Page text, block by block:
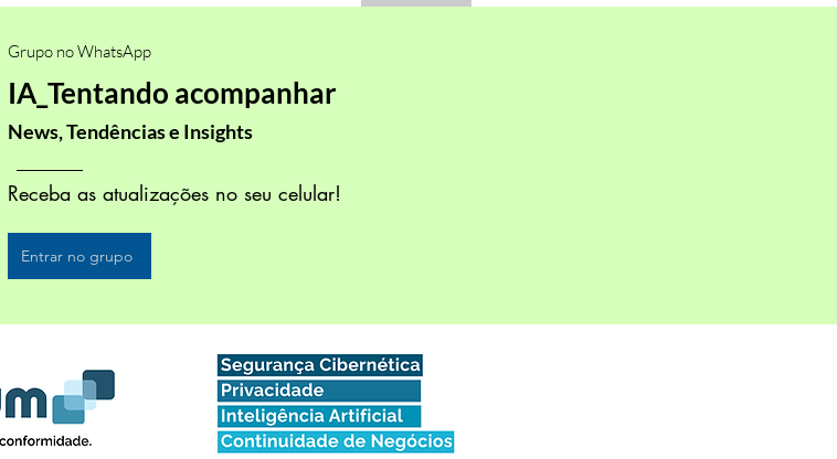
Grupo no WhatsApp
IA_Tentando acompanhar
News, Tendências e Insights
Receba as atualizações no seu celular!
Entrar no grupo